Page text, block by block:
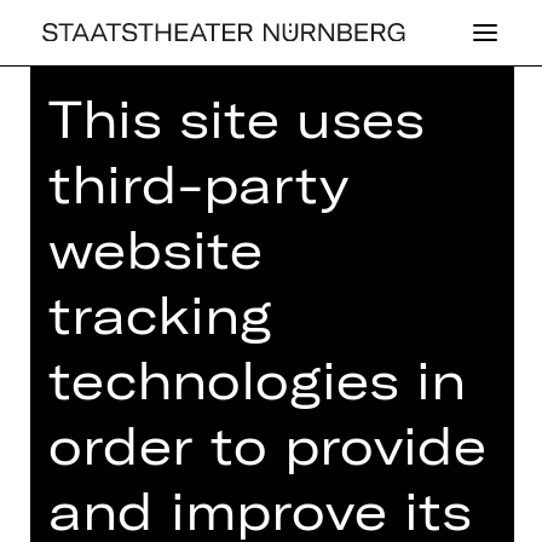
Home>House>Artists > Paulo
CONCERT
PAULO ARAN­TES
This site uses
third-party
website
tracking
technologies in
order to provide
and improve its